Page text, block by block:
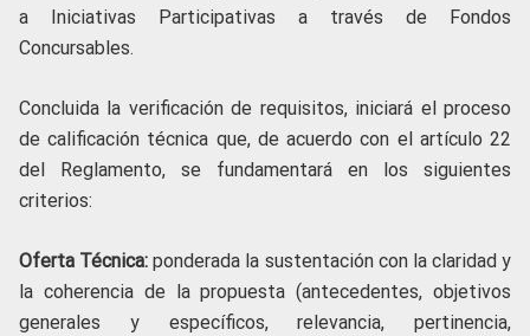
a Iniciativas Participativas a través de Fondos
Concursables.
Concluida la verificación de requisitos, iniciará el proceso
de calificación técnica que, de acuerdo con el artículo 22
del Reglamento, se fundamentará en los siguientes
criterios:
Oferta Técnica: ponderada la sustentación con la claridad y
la coherencia de la propuesta (antecedentes, objetivos
generales y específicos, relevancia, pertinencia,